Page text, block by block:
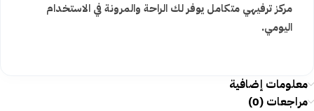
مركز ترفيهي متكامل يوفر لك الراحة والمرونة في الاستخدام
اليومي.
معلومات إضافية
مراجعات (0)